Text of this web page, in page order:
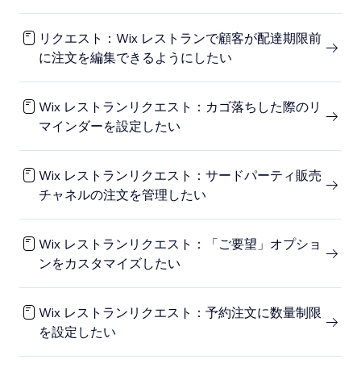
リクエスト：Wix レストランで顧客が配達期限前
に注文を編集できるようにしたい
Wix レストランリクエスト：カゴ落ちした際のリ
マインダーを設定したい
Wix レストランリクエスト：サードパーティ販売
チャネルの注文を管理したい
Wix レストランリクエスト：「ご要望」オプショ
ンをカスタマイズしたい
Wix レストランリクエスト：予約注文に数量制限
を設定したい